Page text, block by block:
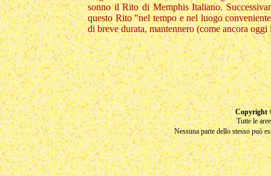
sonno il Rito di Memphis Italiano.
questo Rito "nel tempo e nel luogo
di breve durata, mantennero (come ancora
Copyright
Tutte le
Nessuna parte dello stesso può